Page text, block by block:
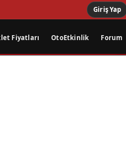
Giriş Yap
Fiyatları OtoEtkinlik Forum